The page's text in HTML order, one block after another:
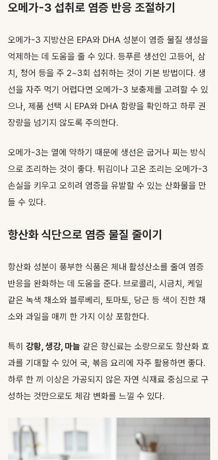
오메가-3 섭취로 염증 반응 조절하기
오메가-3 지방산은 EPA와 DHA 성분이 염증 물질 생성을
억제하는 데 도움을 줄 수 있다. 등푸른 생선인 고등어, 삼
치, 청어 등을 주 2~3회 섭취하는 것이 기본 방법이다. 생
선을 자주 먹기 어렵다면 오메가-3 보충제를 고려할 수 있
으나, 제품 선택 시 EPA와 DHA 함량을 확인하고 하루 권
장량을 넘기지 않도록 주의한다.
오메가-3는 열에 약하기 때문에 생선은 굽거나 찌는 방식
으로 조리하는 것이 좋다. 튀김이나 고온 조리는 오메가-3
손실을 키우고 오히려 염증을 유발할 수 있는 산화물을 만
들 수 있다.
항산화 식단으로 염증 물질 줄이기
항산화 성분이 풍부한 식품은 체내 활성산소를 줄여 염증
반응을 완화하는 데 도움을 준다. 브로콜리, 시금치, 케일
같은 녹색 채소와 블루베리, 토마토, 당근 등 색이 진한 채
소와 과일을 매끼 한 가지 이상 포함한다.
특히 강황, 생강, 마늘 같은 향신료는 소량으로도 항산화 효
과를 기대할 수 있어 국, 볶음 요리에 자주 활용하면 좋다.
하루 한 끼 이상은 가공되지 않은 자연 식재료 중심으로 구
성하는 것만으로도 체감 변화를 느낄 수 있다.